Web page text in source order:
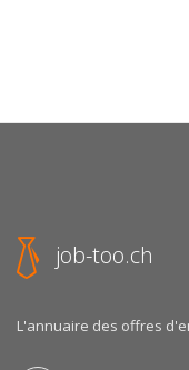
job-too.ch
L'annuaire des offres